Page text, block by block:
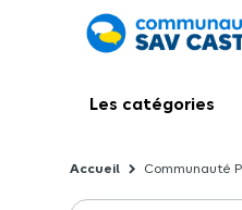
Communauté
Les catégories